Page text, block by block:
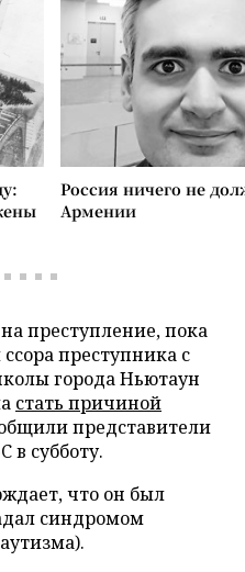
Россия ничего не
Армении
преступление, пока
преступника с
города Ньютаун
стать причиной
представители
в субботу.
что он был
синдромом